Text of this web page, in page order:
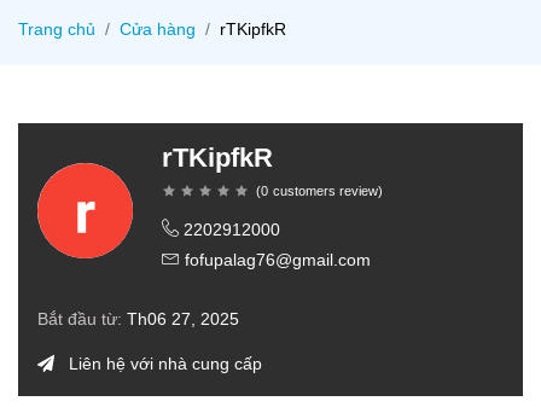
Trang chủ Cửa hàng rTKipfkR
rTKipfkR
(0 customers review)
2202912000
fofupalag76@gmail.com
Bắt đầu từ: Th06 27, 2025
Liên hệ với nhà cung cấp